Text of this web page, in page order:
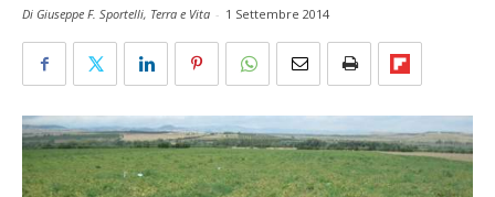
Di Giuseppe F. Sportelli, Terra e Vita - 1 Settembre 2014